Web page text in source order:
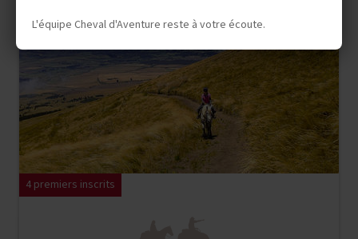
4 premiers inscrits
L'équipe Cheval d'Aventure reste à votre écoute.